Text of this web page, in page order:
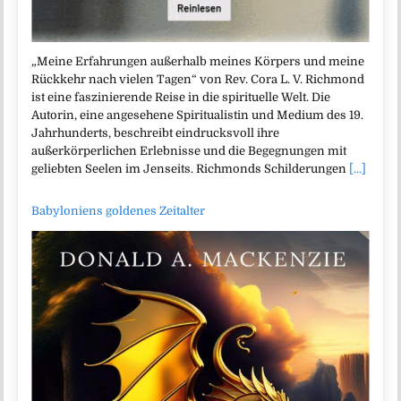
„Meine Erfahrungen außerhalb meines Körpers und meine
Rückkehr nach vielen Tagen“ von Rev. Cora L. V. Richmond
ist eine faszinierende Reise in die spirituelle Welt. Die
Autorin, eine angesehene Spiritualistin und Medium des 19.
Jahrhunderts, beschreibt eindrucksvoll ihre
außerkörperlichen Erlebnisse und die Begegnungen mit
geliebten Seelen im Jenseits. Richmonds Schilderungen [...]
Babyloniens goldenes Zeitalter